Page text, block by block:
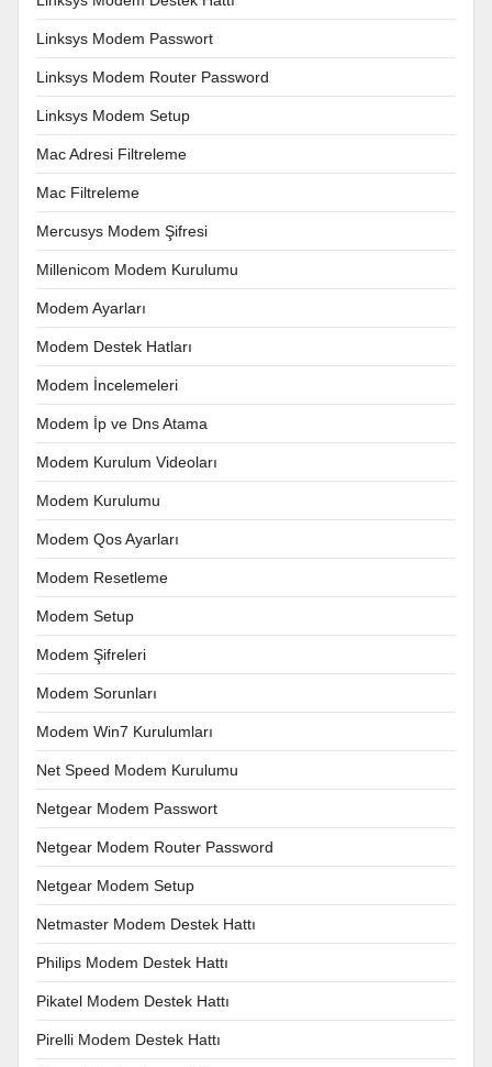
Linksys Modem Passwort
Linksys Modem Router Password
Linksys Modem Setup
Mac Adresi Filtreleme
Mac Filtreleme
Mercusys Modem Şifresi
Millenicom Modem Kurulumu
Modem Ayarları
Modem Destek Hatları
Modem İncelemeleri
Modem İp ve Dns Atama
Modem Kurulum Videoları
Modem Kurulumu
Modem Qos Ayarları
Modem Resetleme
Modem Setup
Modem Şifreleri
Modem Sorunları
Modem Win7 Kurulumları
Net Speed Modem Kurulumu
Netgear Modem Passwort
Netgear Modem Router Password
Netgear Modem Setup
Netmaster Modem Destek Hattı
Philips Modem Destek Hattı
Pikatel Modem Destek Hattı
Pirelli Modem Destek Hattı